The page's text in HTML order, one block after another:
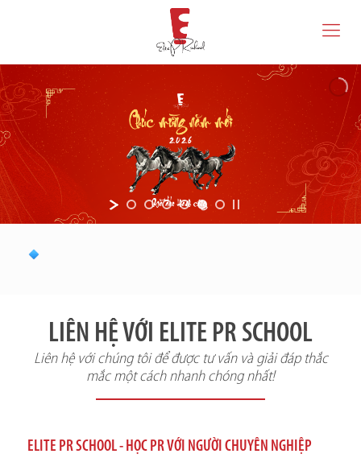
LIÊN HỆ VỚI ELITE PR SCHOOL
Liên hệ với chúng tôi để được tư vấn và giải đáp thắc
mắc một cách nhanh chóng nhất!
ELITE PR SCHOOL - HỌC PR VỚI NGƯỜI CHUYÊN NGHIỆP